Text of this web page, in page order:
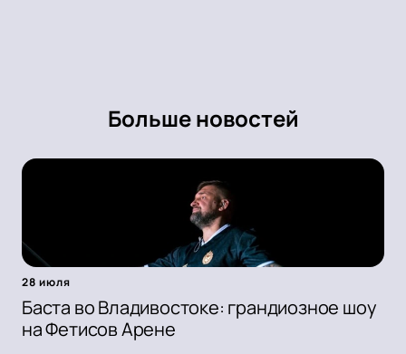
Больше новостей
28 июля
Баста во Владивостоке: грандиозное шоу
на Фетисов Арене